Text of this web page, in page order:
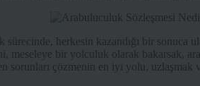
herkesin kazandığı bir sonuca
meseleye bir yolculuk olarak bakarsak,
sorunları çözmenin en iyi yolu, uzlaşmak